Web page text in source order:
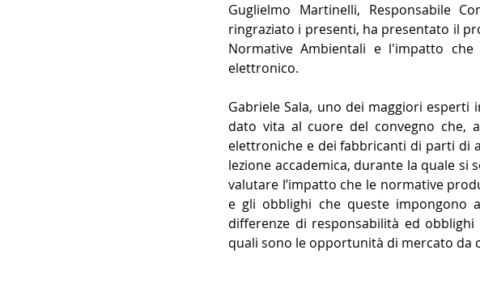
Guglielmo Martinelli, Responsabile
ringraziato i presenti, ha presentato il
Normative Ambientali e l'impatto
elettronico.
Gabriele Sala, uno dei maggiori
dato vita al cuore del convegno che,
elettroniche e dei fabbricanti di parti di
lezione accademica, durante la quale
valutare l’impatto che le normative
e gli obblighi che queste impongono
differenze di responsabilità ed
quali sono le opportunità di mercato da